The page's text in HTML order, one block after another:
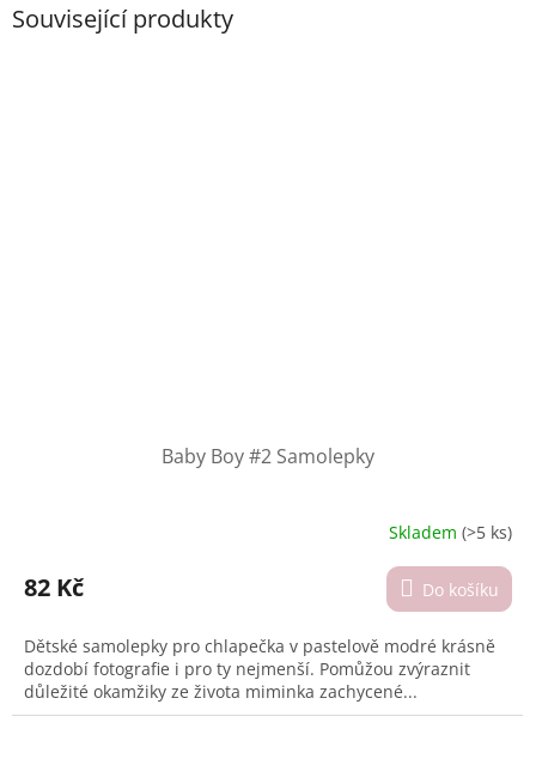
Související produkty
Baby Boy #2 Samolepky
produktu
je
z
5
hvězdiček.
Skladem(>5 ks)
82 Kč Do košíku
Dětské samolepky pro chlapečka v pastelově modré krásně
dozdobí fotografie i pro ty nejmenší. Pomůžou zvýraznit
důležité okamžiky ze života miminka zachycené...